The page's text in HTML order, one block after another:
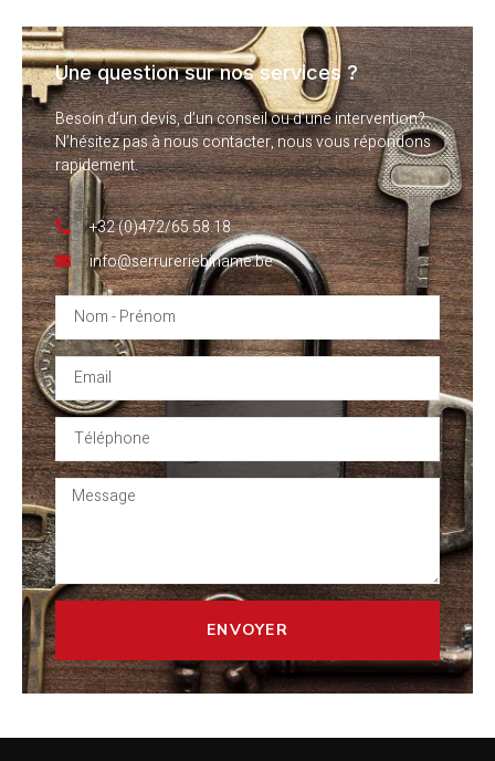
Une question sur nos services ?
Besoin d’un devis, d’un conseil ou d’une intervention?
N’hésitez pas à nous contacter, nous vous répondons
rapidement.
+32 (0)472/65.58.18
info@serrureriebiname.be
ENVOYER